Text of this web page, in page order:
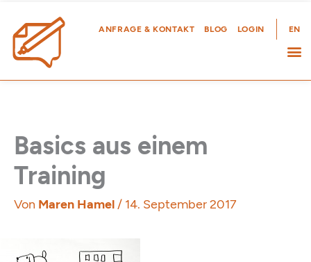
Inhalt
springen
ANFRAGE & KONTAKT BLOG LOGIN EN
Basics aus einem
Training
Von Maren Hamel/ 14. September 2017